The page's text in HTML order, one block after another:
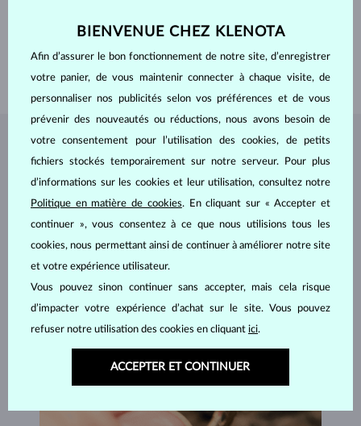
17.00 mm
LONGEUR 75.00 mm
POIDS 1.90 g
BIJOUX DEL'ATELIER KLENOTA
BIENVENUE CHEZ KLENOTA
Afin d’assurer le bon fonctionnement de notre site, d’enregistrer
votre panier, de vous maintenir connecter à chaque visite, de
personnaliser nos publicités selon vos préférences et de vous
prévenir des nouveautés ou réductions, nous avons besoin de
votre consentement pour l’utilisation des cookies, de petits
fichiers stockés temporairement sur notre serveur. Pour plus
d’informations sur les cookies et leur utilisation, consultez notre
Politique en matière de cookies. En cliquant sur « Accepter et
continuer », vous consentez à ce que nous utilisions tous les
cookies, nous permettant ainsi de continuer à améliorer notre site
et votre expérience utilisateur.
Vous pouvez sinon continuer sans accepter, mais cela risque
d’impacter votre expérience d’achat sur le site. Vous pouvez
refuser notre utilisation des cookies en cliquant ici.
ACCEPTER ET CONTINUER